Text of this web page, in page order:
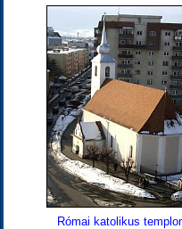
Római katolikus